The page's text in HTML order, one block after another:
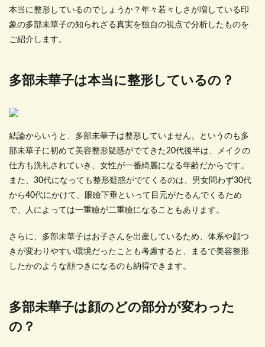
本当に整形しているのでしょうか？年々若々しさが増している印
象の多部未華子の知られざる真実を独自の視点で分析したものを
ご紹介します。
多部未華子は本当に整形しているの？
結論からいうと、多部未華子は整形していません。というのも多
部未華子に初めて美容整形疑惑がでてきた20代後半は、メイクの
仕方も洗礼されていき、女性が一番綺麗になる年齢だからです。
また、30代になっても整形疑惑がでてくるのは、男女問わず30代
から40代にかけて、眼瞼下垂といって目元がたるんでくるため
で、人によっては一重瞼が二重瞼になることもあります。
さらに、多部未華子はお子さんを出産しているため、体系や顔つ
きが変わりやすい環境だったことも考慮すると、まるで美容整形
したかのような顔つきになるのも納得できます。
多部未華子は顔のどの部分が変わった
の？